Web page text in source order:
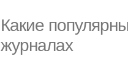
Какие
журналах